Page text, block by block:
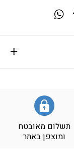
תשלום מאובטח
ומוצפן באתר